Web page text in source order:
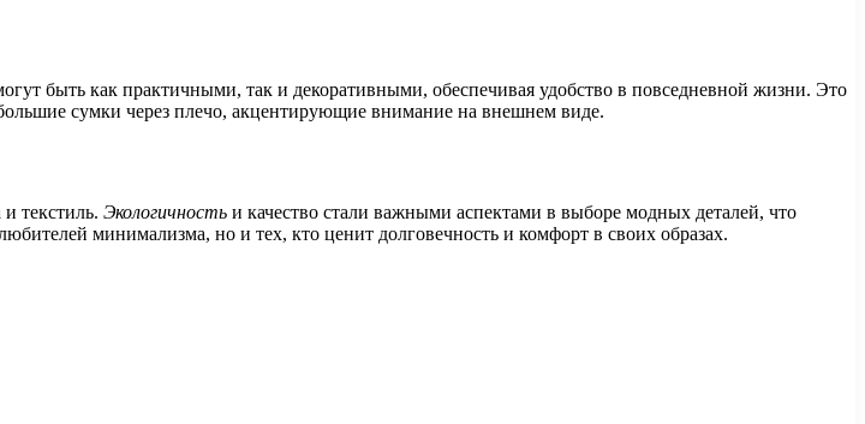
быть как практичными, так и декоративными, обеспечивая удобство в повседневной жизни. Это
сумки через плечо, акцентирующие внимание на внешнем виде.
текстиль. Экологичность и качество стали важными аспектами в выборе модных деталей, что
минимализма, но и тех, кто ценит долговечность и комфорт в своих образах.